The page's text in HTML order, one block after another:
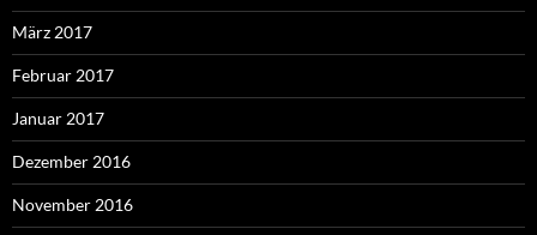
März 2017
Februar 2017
Januar 2017
Dezember 2016
November 2016